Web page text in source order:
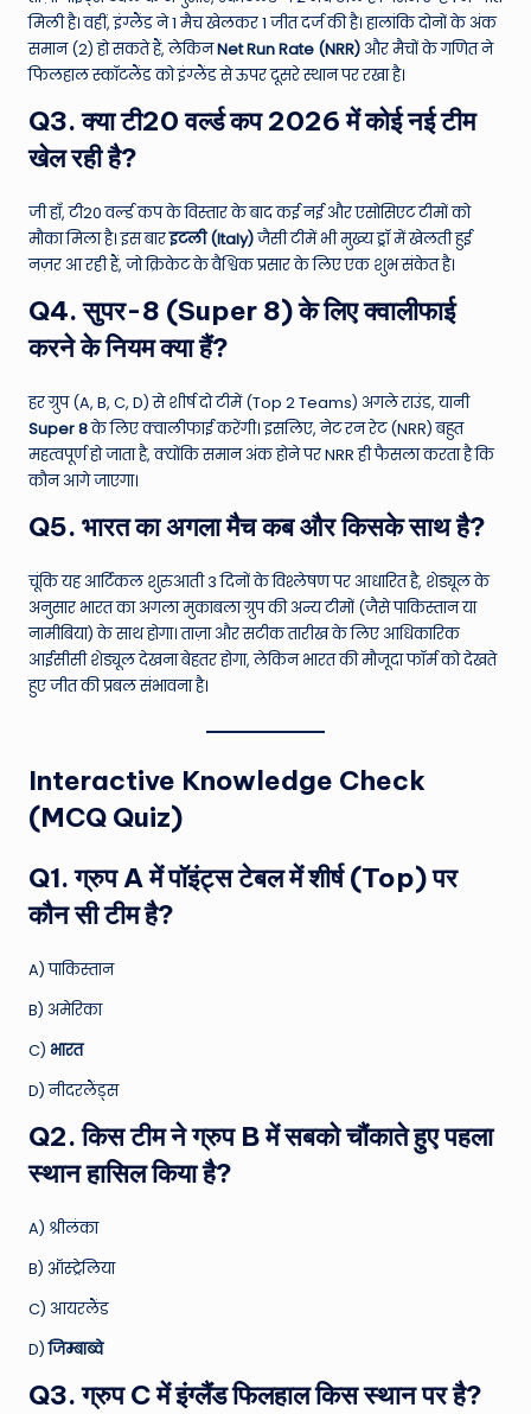
मिली है। वहीं, इंग्लैंड ने 1 मैच खेलकर 1 जीत दर्ज की है। हालांकि दोनों के अंक
समान (2) हो सकते हैं, लेकिनNet Run Rate (NRR) और मैचों के गणित ने
फिलहाल स्कॉटलैंड को इंग्लैंड से ऊपर दूसरे स्थान पर रखा है।
Q3. क्या टी20 वर्ल्ड कप 2026 में कोई नई टीम
खेल रही है?
जी हाँ, टी20 वर्ल्ड कप के विस्तार के बाद कई नई और एसोसिएट टीमों को
मौका मिला है। इस बारइटली (Italy)जैसी टीमें भी मुख्य ड्रॉ में खेलती हुई
नज़र आ रही हैं, जो क्रिकेट के वैश्विक प्रसार के लिए एक शुभ संकेत है।
Q4. सुपर-8 (Super 8) के लिए क्वालीफाई
करने के नियम क्या हैं?
हर ग्रुप (A, B, C, D) से शीर्ष दो टीमें (Top 2 Teams) अगले राउंड, यानी
Super 8के लिए क्वालीफाई करेंगी। इसलिए, नेट रन रेट (NRR) बहुत
महत्वपूर्ण हो जाता है, क्योंकि समान अंक होने पर NRR ही फैसला करता है कि
कौन आगे जाएगा।
Q5. भारत का अगला मैच कब और किसके साथ है?
चूंकि यह आर्टिकल शुरुआती 3 दिनों के विश्लेषण पर आधारित है, शेड्यूल के
अनुसार भारत का अगला मुकाबला ग्रुप की अन्य टीमों (जैसे पाकिस्तान या
नामीबिया) के साथ होगा। ताज़ा और सटीक तारीख के लिए आधिकारिक
आईसीसी शेड्यूल देखना बेहतर होगा, लेकिन भारत की मौजूदा फॉर्म को देखते
हुए जीत की प्रबल संभावना है।
Interactive Knowledge Check
(MCQ Quiz)
Q1. ग्रुप A में पॉइंट्स टेबल में शीर्ष (Top) पर
कौन सी टीम है?
A) पाकिस्तान
B) अमेरिका
C) भारत
D) नीदरलैंड्स
Q2. किस टीम ने ग्रुप B में सबको चौंकाते हुए पहला
स्थान हासिल किया है?
A) श्रीलंका
B) ऑस्ट्रेलिया
C) आयरलैंड
D)जिम्बाब्वे
Q3. ग्रुप C में इंग्लैंड फिलहाल किस स्थान पर है?